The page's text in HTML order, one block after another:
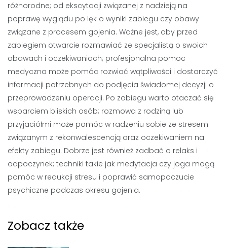
różnorodne; od ekscytacji związanej z nadzieją na
poprawę wyglądu po lęk o wyniki zabiegu czy obawy
związane z procesem gojenia. Ważne jest, aby przed
zabiegiem otwarcie rozmawiać ze specjalistą o swoich
obawach i oczekiwaniach; profesjonalna pomoc
medyczna może pomóc rozwiać wątpliwości i dostarczyć
informacji potrzebnych do podjęcia świadomej decyzji o
przeprowadzeniu operacji. Po zabiegu warto otaczać się
wsparciem bliskich osób; rozmowa z rodziną lub
przyjaciółmi może pomóc w radzeniu sobie ze stresem
związanym z rekonwalescencją oraz oczekiwaniem na
efekty zabiegu. Dobrze jest również zadbać o relaks i
odpoczynek; techniki takie jak medytacja czy joga mogą
pomóc w redukcji stresu i poprawić samopoczucie
psychiczne podczas okresu gojenia.
Zobacz także